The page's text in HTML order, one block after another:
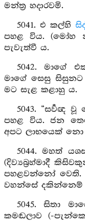
මන්ත්‍ර හදාරවමි.
5041. එ කල්හි
පහළ විය. (මෝහ
පැවැත්වී ය.
5042. මාගේ
මාගේ සෙසු
මට සැළ කළාහු ය.
5043. “සර්‍වඥ
පහළ විය. ජන
අපට ලාභයෙක් නො
5044. මහත්
(දිව්‍යබ්‍රහ්මාදී
පහළවන්නෝ වෙති.
වහන්සේ දකින්නෙම්
5045. සිතා
කමඬලාව (-